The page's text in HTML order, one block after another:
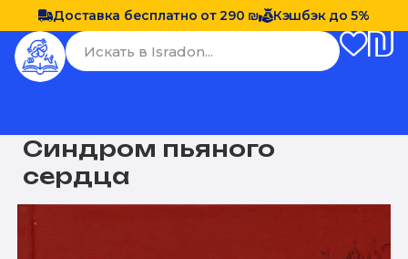
Доставка бесплатно от 290 ₪ Кэшбэк до 5%
Синдром пьяного
сердца